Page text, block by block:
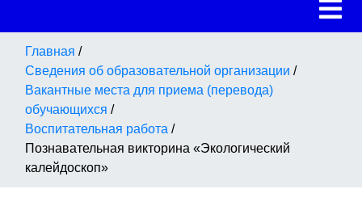
Главная /
Сведения об образовательной организации /
Вакантные места для приема (перевода)
обучающихся /
Воспитательная работа /
Познавательная викторина «Экологический
калейдоскоп»